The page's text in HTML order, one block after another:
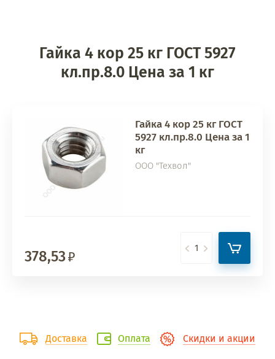
Гайка 4 кор 25 кг ГОСТ 5927
кл.пр.8.0 Цена за 1 кг
Гайка 4 кор 25 кг ГОСТ
5927 кл.пр.8.0 Цена за 1
кг
ООО "Техвол"
378,53
Доставка Оплата Скидки и акции